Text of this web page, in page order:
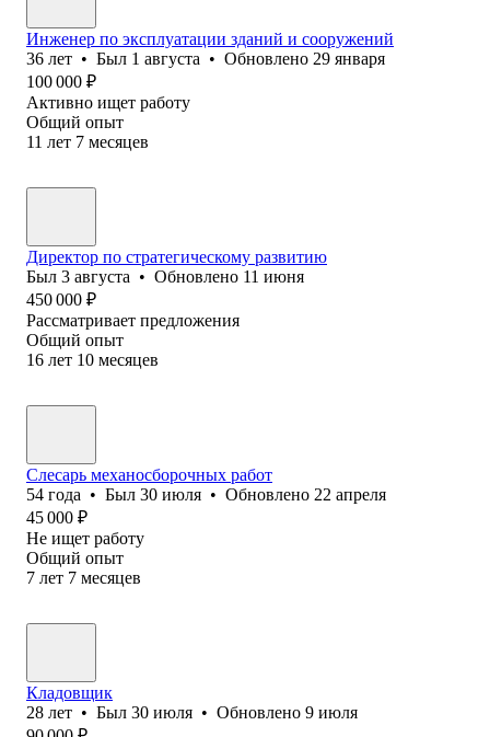
Инженер по эксплуатации зданий и сооружений
36 лет • Был 1 августа • Обновлено 29 января
100 000 ₽
Активно ищет работу
Общий опыт
11 лет 7 месяцев
Директор по стратегическому развитию
Был 3 августа • Обновлено 11 июня
450 000 ₽
Рассматривает предложения
Общий опыт
16 лет 10 месяцев
Слесарь механосборочных работ
54 года • Был 30 июля • Обновлено 22 апреля
45 000 ₽
Не ищет работу
Общий опыт
7 лет 7 месяцев
Кладовщик
28 лет • Был 30 июля • Обновлено 9 июля